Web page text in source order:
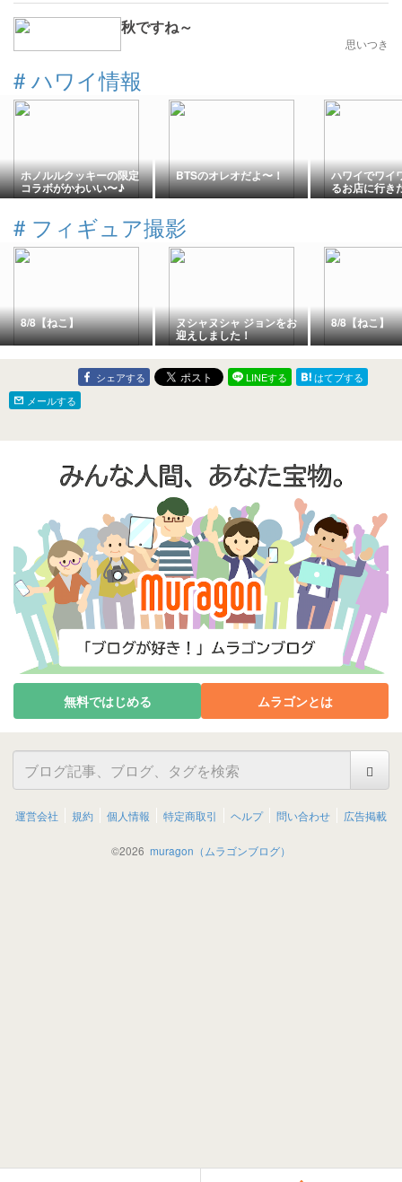
秋ですね～
思いつき
# ハワイ情報
ホノルルクッキーの限定
コラボがかわいい〜♪
BTSのオレオだよ〜！ ハワイでワイ
るお店に行き
# フィギュア撮影
8/8【ねこ】 ヌシャヌシャ ジョンをお
迎えしました！
8/8【ねこ】
シェアする LINEする
はてブする
メールする
無料ではじめる ムラゴンとは
運営会社 規約 個人情報 特定商取引 ヘルプ 問い合わせ 広告掲載
©2026 muragon（ムラゴンブログ）